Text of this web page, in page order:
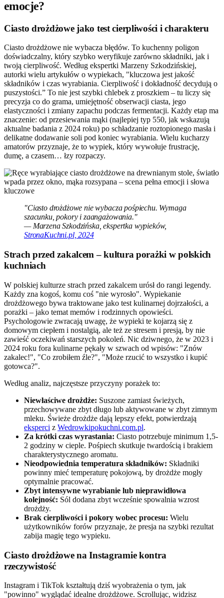
emocje?
Ciasto drożdżowe jako test cierpliwości i charakteru
Ciasto drożdżowe nie wybacza błędów. To kuchenny poligon
doświadczalny, który szybko weryfikuje zarówno składniki, jak i
twoją cierpliwość. Według ekspertki Marzeny Szkodzińskiej,
autorki wielu artykułów o wypiekach, "kluczowa jest jakość
składników i czas wyrabiania. Cierpliwość i dokładność decydują o
puszystości.” To nie jest szybki chlebek z proszkiem – tu liczy się
precyzja co do grama, umiejętność obserwacji ciasta, jego
elastyczności i zmiany zapachu podczas fermentacji. Każdy etap ma
znaczenie: od przesiewania mąki (najlepiej typ 550, jak wskazują
aktualne badania z 2024 roku) po schładzanie roztopionego masła i
delikatne dodawanie soli pod koniec wyrabiania. Wielu kucharzy
amatorów przyznaje, że to wypiek, który wywołuje frustrację,
dumę, a czasem… łzy rozpaczy.
"Ciasto drożdżowe nie wybacza pośpiechu. Wymaga
szacunku, pokory i zaangażowania."
— Marzena Szkodzińska, ekspertka wypieków,
StronaKuchni.pl, 2024
Strach przed zakalcem – kultura porażki w polskich
kuchniach
W polskiej kulturze strach przed zakalcem urósł do rangi legendy.
Każdy zna kogoś, komu coś "nie wyrosło". Wypiekanie
drożdżowego bywa traktowane jako test kulinarnej dojrzałości, a
porażki – jako temat memów i rodzinnych opowieści.
Psychologowie zwracają uwagę, że wypieki te kojarzą się z
domowym ciepłem i nostalgią, ale też ze stresem i presją, by nie
zawieść oczekiwań starszych pokoleń. Nic dziwnego, że w 2023 i
2024 roku fora kulinarne pękały w szwach od wpisów: "Znów
zakalec!", "Co zrobiłem źle?", "Może rzucić to wszystko i kupić
gotowca?".
Według analiz, najczęstsze przyczyny porażek to:
Niewłaściwe drożdże: Suszone zamiast świeżych,
przechowywane zbyt długo lub aktywowane w zbyt zimnym
mleku. Świeże drożdże dają lepszy efekt, potwierdzają
eksperci z Wedrowkipokuchni.com.pl.
Za krótki czas wyrastania: Ciasto potrzebuje minimum 1,5-
2 godziny w cieple. Pośpiech skutkuje twardością i brakiem
charakterystycznego aromatu.
Nieodpowiednia temperatura składników: Składniki
powinny mieć temperaturę pokojową, by drożdże mogły
optymalnie pracować.
Zbyt intensywne wyrabianie lub nieprawidłowa
kolejność: Sól dodana zbyt wcześnie spowalnia wzrost
drożdży.
Brak cierpliwości i pokory wobec procesu: Wielu
użytkowników forów przyznaje, że presja na szybki rezultat
zabija magię tego wypieku.
Ciasto drożdżowe na Instagramie kontra
rzeczywistość
Instagram i TikTok kształtują dziś wyobrażenia o tym, jak
"powinno" wyglądać idealne drożdżowe. Scrollując, widzisz